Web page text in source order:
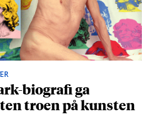
biografi ga
troen på kunsten